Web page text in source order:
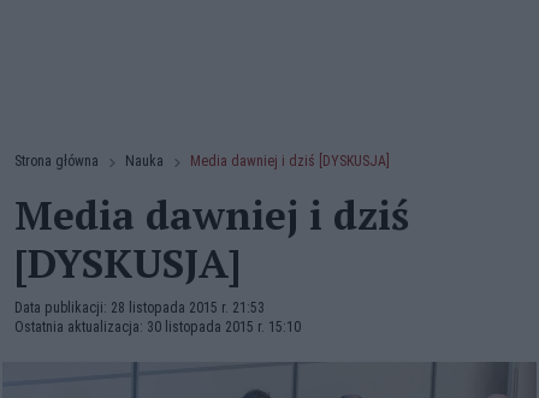
Strona główna Nauka Media dawniej i dziś [DYSKUSJA]
Media dawniej i dziś
[DYSKUSJA]
Data publikacji: 28 listopada 2015 r. 21:53
Ostatnia aktualizacja: 30 listopada 2015 r. 15:10